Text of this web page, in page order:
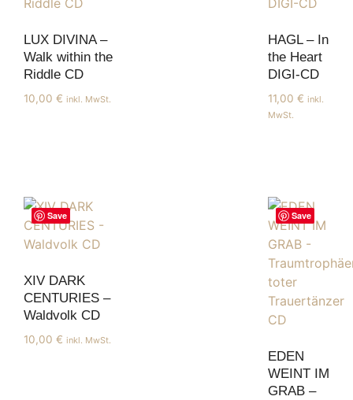
LUX DIVINA –
Walk within the
Riddle CD
10,00 € inkl. MwSt.
HAGL – In
the Heart
DIGI-CD
11,00 € inkl.
MwSt.
Save
XIV DARK
CENTURIES –
Waldvolk CD
10,00 € inkl. MwSt.
Save
EDEN
WEINT IM
GRAB –